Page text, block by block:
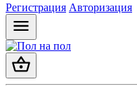
Регистрация Авторизация